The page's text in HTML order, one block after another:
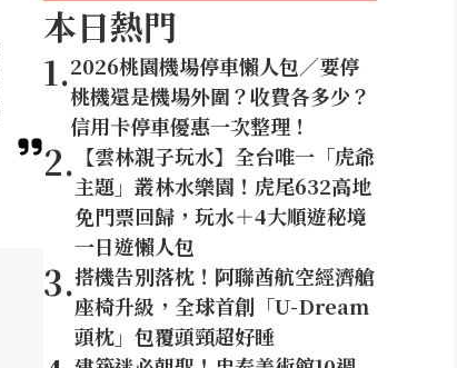
本日熱門
1.2026桃園機場停車懶人包／要停
桃機還是機場外圍？收費各多少？
信用卡停車優惠一次整理！
2. 【雲林親子玩水】全台唯一「虎爺
主題」叢林水樂園！虎尾632高地
免門票回歸，玩水＋4大順遊秘境
一日遊懶人包
3.搭機告別落枕！阿聯酋航空經濟艙
座椅升級，全球首創「U-Dream
頭枕」包覆頭頸超好睡